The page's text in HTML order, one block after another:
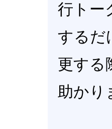
行トー
するだ
更する
助かり